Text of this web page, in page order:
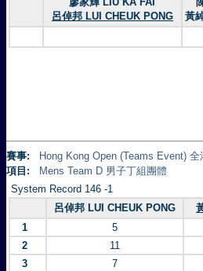
呂倬邦 LUI CHEUK PONG
黃
賽事:
Hong Kong Open (Teams Event)
項目:
Mens Team D 男子丁組團體
System Record 146 -1
呂倬邦 LUI CHEUK PONG
1
5
2
11
3
7